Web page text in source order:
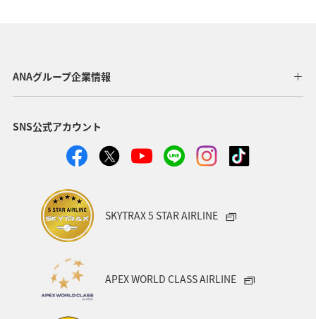
ANAグループ企業情報
SNS公式アカウント
SKYTRAX 5 STAR AIRLINE
APEX WORLD CLASS AIRLINE